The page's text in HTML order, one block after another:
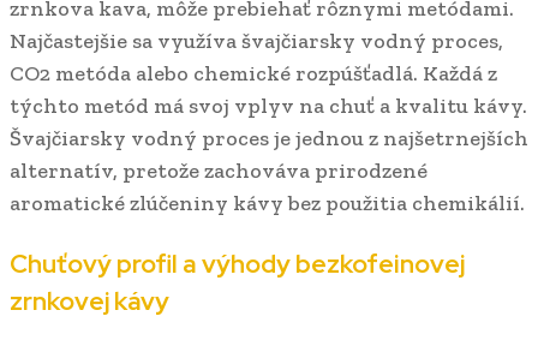
zrnkova kava, môže prebiehať rôznymi metódami.
Najčastejšie sa využíva švajčiarsky vodný proces,
CO2 metóda alebo chemické rozpúšťadlá. Každá z
týchto metód má svoj vplyv na chuť a kvalitu kávy.
Švajčiarsky vodný proces je jednou z najšetrnejších
alternatív, pretože zachováva prirodzené
aromatické zlúčeniny kávy bez použitia chemikálií.
Chuťový profil a výhody bezkofeinovej
zrnkovej kávy